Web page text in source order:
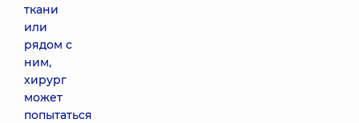
ткани
или
рядом с
ним,
хирург
может
попытаться